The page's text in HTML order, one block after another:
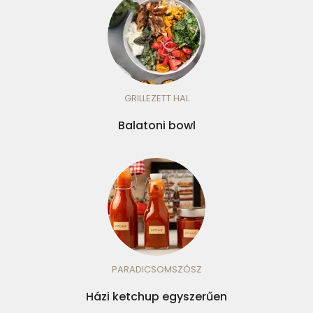
GRILLEZETT HAL
Balatoni bowl
PARADICSOMSZÓSZ
Házi ketchup egyszerűen